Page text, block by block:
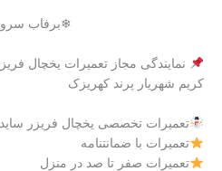
❄برفاب
نمایندگی مجاز تعمیرات یخچال
کریم شهریار پرند کهریزک
تعمیرات تخصصی یخچال فریزر
تعمیرات با ضمانتنامه
تعمیرات صفر تا صد در منزل